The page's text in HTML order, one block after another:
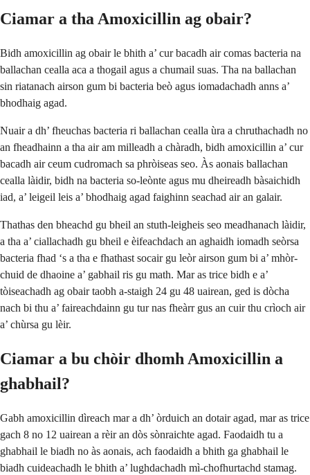
Ciamar a tha Amoxicillin ag obair?
Bidh amoxicillin ag obair le bhith a’ cur bacadh air comas bacteria na
ballachan cealla aca a thogail agus a chumail suas. Tha na ballachan
sin riatanach airson gum bi bacteria beò agus iomadachadh anns a’
bhodhaig agad.
Nuair a dh’ fheuchas bacteria ri ballachan cealla ùra a chruthachadh no
an fheadhainn a tha air am milleadh a chàradh, bidh amoxicillin a’ cur
bacadh air ceum cudromach sa phròiseas seo. Às aonais ballachan
cealla làidir, bidh na bacteria so-leònte agus mu dheireadh bàsaichidh
iad, a’ leigeil leis a’ bhodhaig agad faighinn seachad air an galair.
Thathas den bheachd gu bheil an stuth-leigheis seo meadhanach làidir,
a tha a’ ciallachadh gu bheil e èifeachdach an aghaidh iomadh seòrsa
bacteria fhad ‘s a tha e fhathast socair gu leòr airson gum bi a’ mhòr-
chuid de dhaoine a’ gabhail ris gu math. Mar as trice bidh e a’
tòiseachadh ag obair taobh a-staigh 24 gu 48 uairean, ged is dòcha
nach bi thu a’ faireachdainn gu tur nas fheàrr gus an cuir thu crìoch air
a’ chùrsa gu lèir.
Ciamar a bu chòir dhomh Amoxicillin a
ghabhail?
Gabh amoxicillin dìreach mar a dh’ òrduich an dotair agad, mar as trice
gach 8 no 12 uairean a rèir an dòs sònraichte agad. Faodaidh tu a
ghabhail le biadh no às aonais, ach faodaidh a bhith ga ghabhail le
biadh cuideachadh le bhith a’ lughdachadh mì-chofhurtachd stamag.